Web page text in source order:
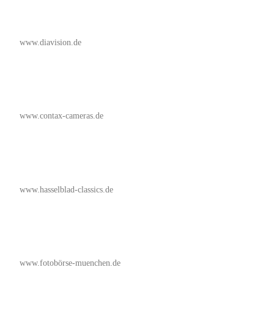
www.diavision.de
www.contax-cameras.de
www.hasselblad-classics.de
www.fotobörse-muenchen.de